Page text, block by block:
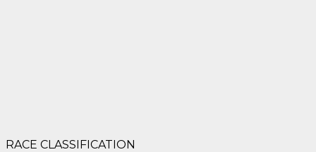
RACE CLASSIFICATION